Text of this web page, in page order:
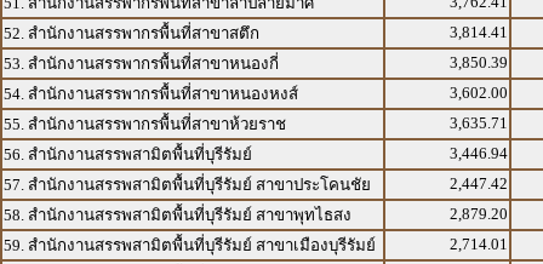
52. สำนักงานสรรพากรพื้นที่สาขาสตึก
3,814.41
53. สำนักงานสรรพากรพื้นที่สาขาหนองกี่
3,850.39
54. สำนักงานสรรพากรพื้นที่สาขาหนองหงส์
3,602.00
55. สำนักงานสรรพากรพื้นที่สาขาห้วยราช
3,635.71
56. สำนักงานสรรพสามิตพื้นที่บุรีรัมย์
3,446.94
57. สำนักงานสรรพสามิตพื้นที่บุรีรัมย์ สาขาประโคนชัย
2,447.42
58. สำนักงานสรรพสามิตพื้นที่บุรีรัมย์ สาขาพุทไธสง
2,879.20
59. สำนักงานสรรพสามิตพื้นที่บุรีรัมย์ สาขาเมืองบุรีรัมย์
2,714.01